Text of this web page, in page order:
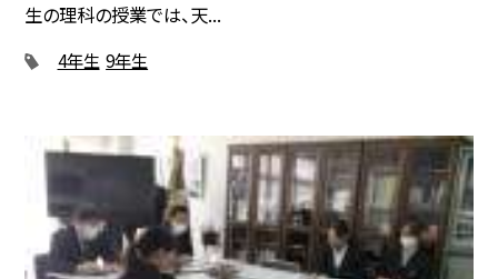
生の理科の授業では、天...
4年生 9年生